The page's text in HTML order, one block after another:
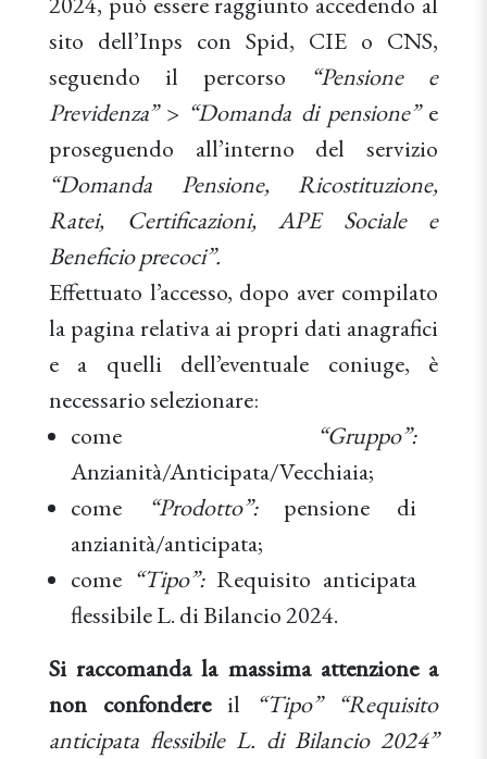
sito dell’Inps con Spid, CIE o CNS,
seguendo il percorso
“Pensione e
Previdenza”> “Domanda di pensione”e
proseguendo all’interno del servizio
“Domanda Pensione, Ricostituzione,
Ratei, Certificazioni, APE Sociale e
Beneficio precoci”.
Effettuato l’accesso, dopo aver compilato
la pagina relativa ai propri dati anagrafici
e a quelli dell’eventuale coniuge, è
necessario selezionare:
come
“Gruppo”:
Anzianità/Anticipata/Vecchiaia;
come
“Prodotto”:pensione di
anzianità/anticipata;
come “Tipo”:Requisito anticipata
flessibile L. di Bilancio 2024.
Si raccomanda la massima attenzione a
non confondereil
“Tipo” “Requisito
anticipata flessibile L. di Bilancio 2024”